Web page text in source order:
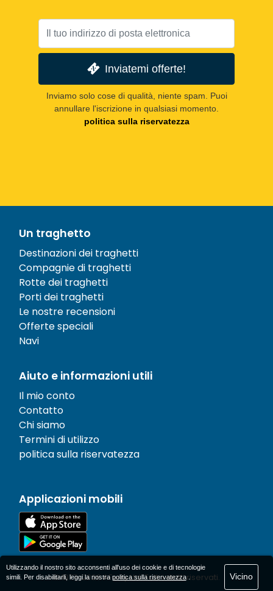
Inviatemi offerte!
Inviamo solo cose di qualità, niente spam. Puoi
annullare l'iscrizione in qualsiasi momento.
politica sulla riservatezza
Un traghetto
Destinazioni dei traghetti
Compagnie di traghetti
Rotte dei traghetti
Porti dei traghetti
Le nostre recensioni
Offerte speciali
Navi
Aiuto e informazioni utili
Il mio conto
Contatto
Chi siamo
Termini di utilizzo
politica sulla riservatezza
Applicazioni mobili
© 1977-2026AFerry Ltd. Tutti i diritti riservati.
Utilizzando il nostro sito acconsenti all'uso dei cookie e di tecnologie
simili. Per disabilitarli, leggi la nostrapolitica sulla riservatezza. Vicino